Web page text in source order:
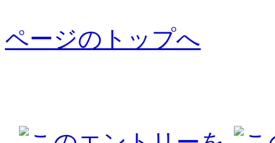
ページのトップへ